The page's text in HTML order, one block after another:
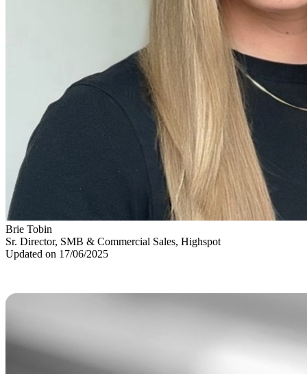
Brie Tobin
Sr. Director, SMB & Commercial Sales, Highspot
Updated on 17/06/2025